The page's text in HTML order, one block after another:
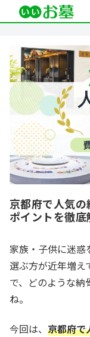
京都府で人気
ポイントを徹底
家族・子供に迷惑
選ぶ方が近年増え
で、どのような納
ね。
今回は、 京都府で